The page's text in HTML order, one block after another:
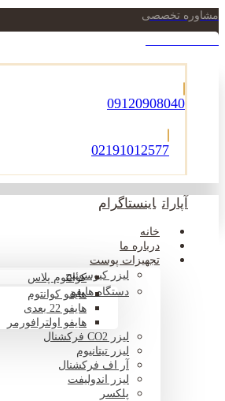
مشاوره تخصصی
09120908040
02191012577
آپارات اینستاگرام
خانه
درباره ما
تجهیزات پوست
لیزر کیوسوئیچکوانتوم پلاس
دستگاه هایفوهایفو کوانتوم
هایفو 22 بعدی
هایفو اولترافورمر
لیزر CO2 فرکشنال
لیزر تیتانیوم
آر اف فرکشنال
لیزر اندولیفت
پلکسر